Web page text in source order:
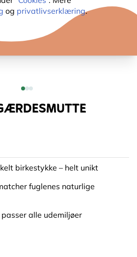
og privatlivserklæring.
birkestykke – helt unikt
fuglenes naturlige
alle udemiljøer